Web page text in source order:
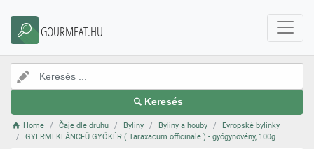
GOURMEAT.HU
Keresés
Home Čaje dle druhu Byliny Byliny a houby
Evropské bylinky
GYERMEKLÁNCFŰ GYÖKÉR ( Taraxacum officinale ) - gyógynövény, 100g